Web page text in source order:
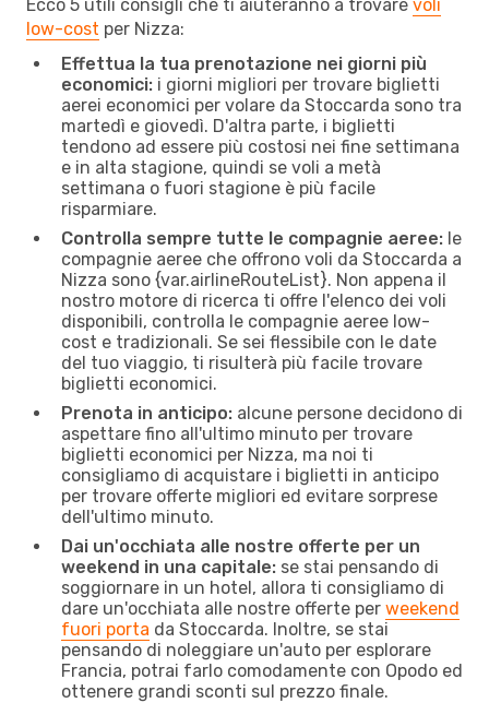
Ecco 5 utili consigli che ti aiuteranno a trovare voli
low-cost per Nizza:
Effettua la tua prenotazione nei giorni più
economici: i giorni migliori per trovare biglietti
aerei economici per volare da Stoccarda sono tra
martedì e giovedì. D'altra parte, i biglietti
tendono ad essere più costosi nei fine settimana
e in alta stagione, quindi se voli a metà
settimana o fuori stagione è più facile
risparmiare.
Controlla sempre tutte le compagnie aeree: le
compagnie aeree che offrono voli da Stoccarda a
Nizza sono {​var.airlineRouteList}. Non appena il
nostro motore di ricerca ti offre l'elenco dei voli
disponibili, controlla le compagnie aeree low-
cost e tradizionali. Se sei flessibile con le date
del tuo viaggio, ti risulterà più facile trovare
biglietti economici.
Prenota in anticipo: alcune persone decidono di
aspettare fino all'ultimo minuto per trovare
biglietti economici per Nizza, ma noi ti
consigliamo di acquistare i biglietti in anticipo
per trovare offerte migliori ed evitare sorprese
dell'ultimo minuto.
Dai un'occhiata alle nostre offerte per un
weekend in una capitale: se stai pensando di
soggiornare in un hotel, allora ti consigliamo di
dare un'occhiata alle nostre offerte per weekend
fuori porta da Stoccarda. Inoltre, se stai
pensando di noleggiare un'auto per esplorare
Francia, potrai farlo comodamente con Opodo ed
ottenere grandi sconti sul prezzo finale.